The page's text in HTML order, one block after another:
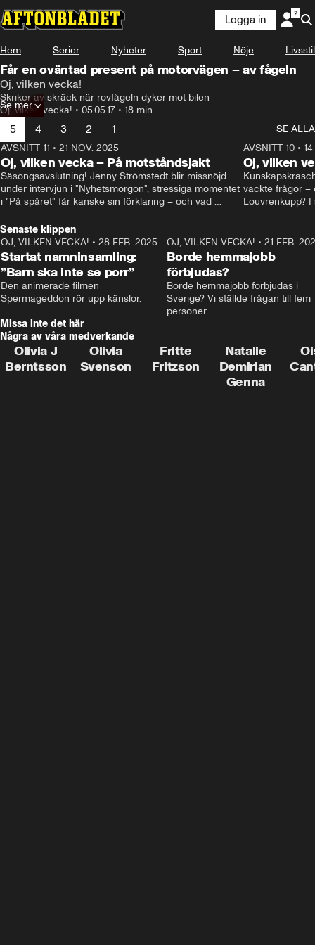
Logga in
Hem Serier Nyheter Sport Nöje Livsstil
Får en oväntad present på motorvägen – av fågeln
Oj, vilken vecka!
Skriker av skräck när rovfågeln dyker mot bilen
Oj, vilken vecka! • 05.05.17 • 18 min
Se mer
5 4 3 2 1
SE ALLA
AVSNITT 11 • 21 NOV. 2025
Oj, vilken vecka – På motståndsjakt
Säsongsavslutning! Jenny Strömstedt blir missnöjd
under intervjun i "Nyhetsmorgon", stressiga momentet
i "På spåret" får kanske sin förklaring – och vad
Cantwell och Karin Pettersson.
AVSNITT 10•
Oj, vilken
väckte frågor –
Louvrenkupp?
Senaste klippen
2:40
OJ, VILKEN VECKA! • 28 FEB. 2025
Startat namninsamling:
”Barn ska inte se porr”
Den animerade filmen
Spermageddon rör upp känslor.
OJ, VILKEN VECKA! • 21 FEB.
Borde hemmajobb
förbjudas?
Borde hemmajobb förbjudas i
Sverige? Vi ställde frågan till fem
personer.
Missa inte det här
Några av våra medverkande
Olivia J
Berntsson
Olivia
Svenson
Fritte
Fritzson
Natalie
Demirian
Genna